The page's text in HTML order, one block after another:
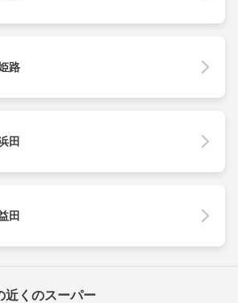
路
田
田
近くのスーパー